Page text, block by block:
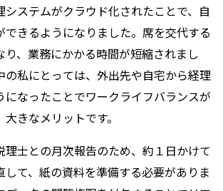
システムがクラウド化されたことで、自
できるようになりました。席を交代する
り、業務にかかる時間が短縮されまし
の私にとっては、外出先や自宅から経理
になったことでワークライフバランスが
きなメリットです。
理士との月次報告のため、約１日かけて
して、紙の資料を準備する必要がありま